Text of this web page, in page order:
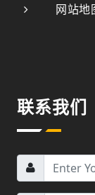
网站地
联系我们